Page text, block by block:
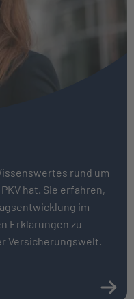
rund um
hat. Sie erfahren,
im
Erklärungen zu
Versicherungswelt.